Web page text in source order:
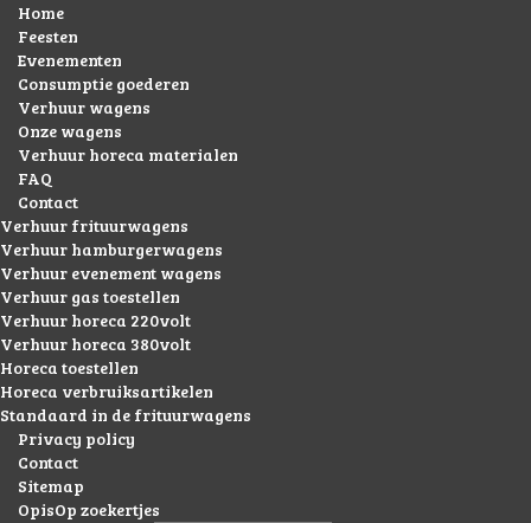
Home
Feesten
Evenementen
Consumptie goederen
Verhuur wagens
Onze wagens
Verhuur horeca materialen
FAQ
Contact
Verhuur frituurwagens
Verhuur hamburgerwagens
Verhuur evenement wagens
Verhuur gas toestellen
Verhuur horeca 220volt
Verhuur horeca 380volt
Horeca toestellen
Horeca verbruiksartikelen
Standaard in de frituurwagens
Privacy policy
Contact
Sitemap
OpisOp zoekertjes